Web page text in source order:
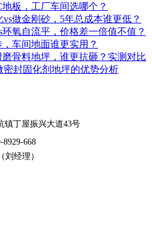
地板，工厂车间选哪个？
做金刚砂，5年总成本谁更低？
氧自流平，价格差一倍值不值？
车间地面谁更实用？
磨骨料地坪，谁更抗砸？实测对比
密封固化剂地坪的优势分析
镇丁屋振兴大道43号
668
刘经理）